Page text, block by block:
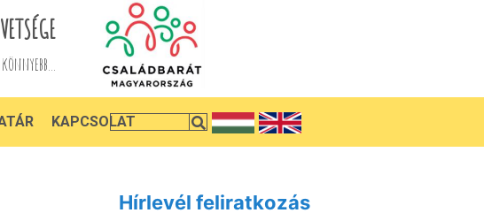
KAPCSOLAT
Hírlevél feliratkozás